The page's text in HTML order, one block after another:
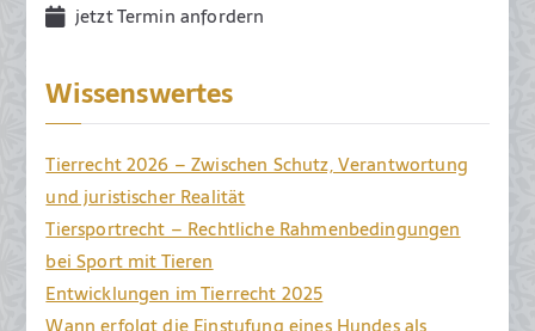
jetzt Termin anfordern
Wissenswertes
Tierrecht 2026 – Zwischen Schutz, Verantwortung
und juristischer Realität
Tiersportrecht – Rechtliche Rahmenbedingungen
bei Sport mit Tieren
Entwicklungen im Tierrecht 2025